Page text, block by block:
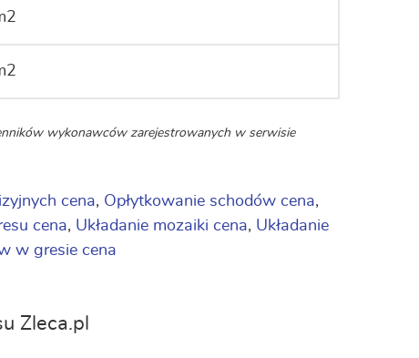
wykonawców zarejestrowanych w serwisie
cena, Opłytkowanie schodów cena,
cena, Układanie mozaiki cena, Układanie
w gresie cena
Zleca.pl